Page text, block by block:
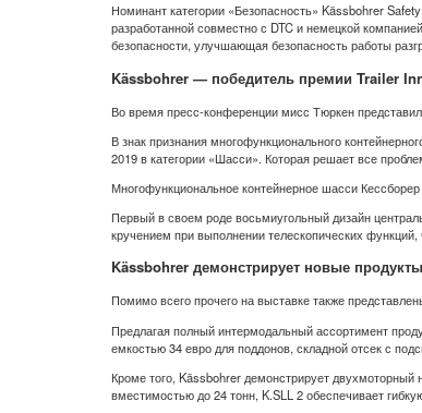
Номинант категории «Безопасность» Kässbohrer
разработанной совместно с DTC и немецкой
безопасности, улучшающая безопасность работы
Kässbohrer — победитель премии Trailer
Во время пресс-конференции мисс Тюркен
В знак признания многофункционального
2019 в категории «Шасси». Которая решает все
Многофункциональное контейнерное шасси
Первый в своем роде восьмиугольный дизайн
кручением при выполнении телескопических
Kässbohrer демонстрирует новые
Помимо всего прочего на выставке также
Предлагая полный интермодальный ассортимент
емкостью 34 евро для поддонов, складной отсек с
Кроме того, Kässbohrer демонстрирует
вместимостью до 24 тонн, K.SLL 2 обеспечивает